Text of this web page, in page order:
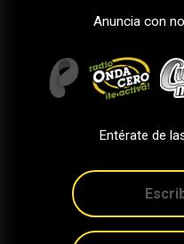
Anuncia con
Entérate de